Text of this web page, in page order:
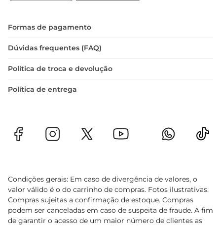
Formas de pagamento
Dúvidas frequentes (FAQ)
Política de troca e devolução
Política de entrega
Condições gerais: Em caso de divergência de valores, o
valor válido é o do carrinho de compras. Fotos ilustrativas.
Compras sujeitas a confirmação de estoque. Compras
podem ser canceladas em caso de suspeita de fraude. A fim
de garantir o acesso de um maior número de clientes as